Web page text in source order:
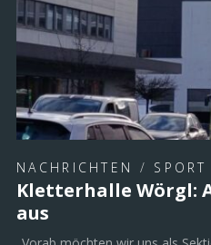
NACHRICHTEN / SPORT
Kletterhalle Wörgl:
aus